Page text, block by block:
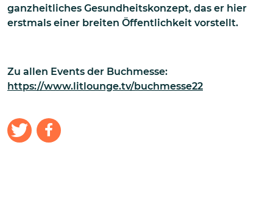
ganzheitliches Gesundheitskonzept, das er hier
erstmals einer breiten Öffentlichkeit vorstellt.
Zu allen Events der Buchmesse:
https://www.litlounge.tv/buchmesse22